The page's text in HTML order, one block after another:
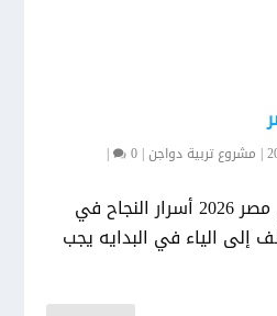
| مشروع تربية دواجن|
0
|
دليل تربية الدواجن في مصر 2026 أسرار النجاح في
إلى الياء في البدايه يجب